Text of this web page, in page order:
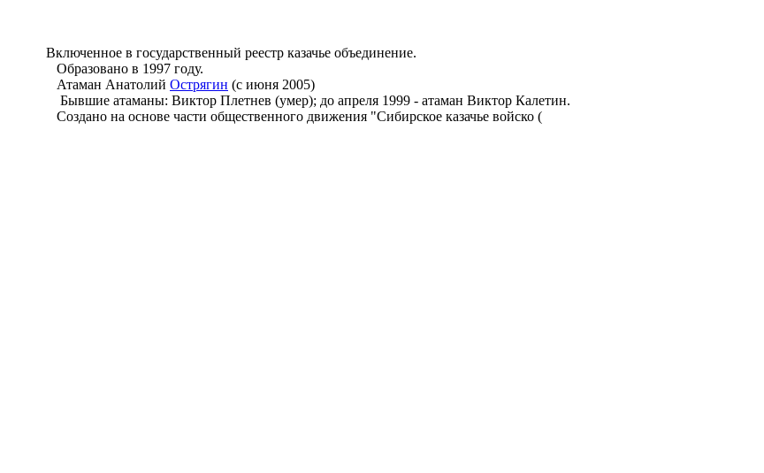
Включенное в государственный реестр казачье объединение.
Образовано в 1997 году.
Атаман Анатолий Острягин (с июня 2005)
Бывшие атаманы: Виктор Плетнев (умер); до апреля 1999 - атаман Виктор Калетин.
Создано на основе части общественного движения "Сибирское казачье войско (